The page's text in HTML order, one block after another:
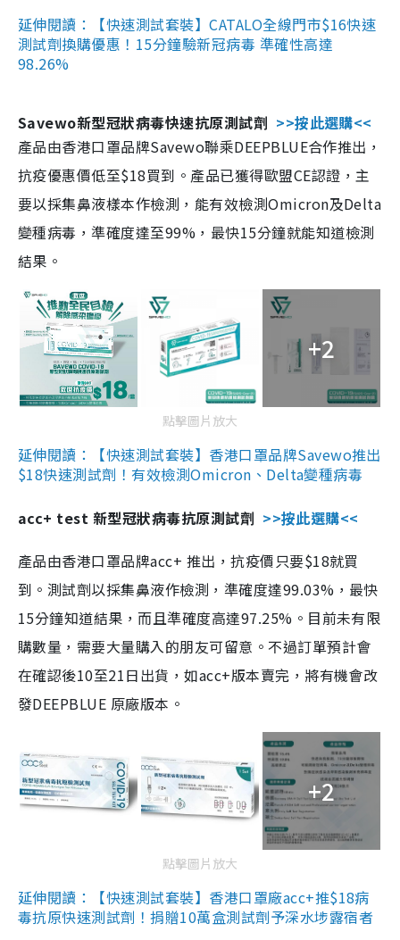
延伸閱讀：【快速測試套裝】CATALO全線門市$16快速
測試劑換購優惠！15分鐘驗新冠病毒 準確性高達
98.26%
Savewo新型冠狀病毒快速抗原測試劑 >>按此選購<<
產品由香港口罩品牌Savewo聯乘DEEPBLUE合作推出，
抗疫優惠價低至$18買到。產品已獲得歐盟CE認證，主
要以採集鼻液樣本作檢測，能有效檢測Omicron及Delta
變種病毒，準確度達至99%，最快15分鐘就能知道檢測
結果。
+2
點擊圖片放大
延伸閱讀：【快速測試套裝】香港口罩品牌Savewo推出
$18快速測試劑！有效檢測Omicron、Delta變種病毒
acc+ test 新型冠狀病毒抗原測試劑 >>按此選購<<
產品由香港口罩品牌acc+ 推出，抗疫價只要$18就買
到。測試劑以採集鼻液作檢測，準確度達99.03%，最快
15分鐘知道結果，而且準確度高達97.25%。目前未有限
購數量，需要大量購入的朋友可留意。不過訂單預計會
在確認後10至21日出貨，如acc+版本賣完，將有機會改
發DEEPBLUE 原廠版本。
+2
點擊圖片放大
延伸閱讀：【快速測試套裝】香港口罩廠acc+推$18病
毒抗原快速測試劑！捐贈10萬盒測試劑予深水埗露宿者